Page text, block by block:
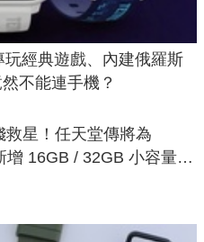
玩經典遊戲、內建俄羅斯
不能連手機？
救星！任天堂傳將為
增 16GB / 32GB 小容量遊